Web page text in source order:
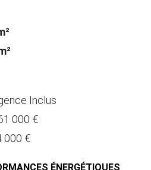
Inclus
000 €
000 €
ÉNERGÉTIQUES